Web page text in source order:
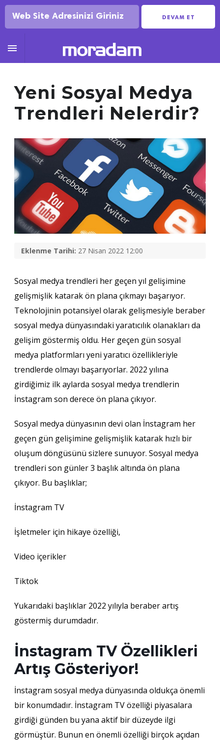
DEVAM ET

Yeni Sosyal Medya
Trendleri Nelerdir?
Eklenme Tarihi: 27 Nisan 2022 12:00
Sosyal medya trendleri her geçen yıl gelişimine
gelişmişlik katarak ön plana çıkmayı başarıyor.
Teknolojinin potansiyel olarak gelişmesiyle beraber
sosyal medya dünyasındaki yaratıcılık olanakları da
gelişim göstermiş oldu. Her geçen gün sosyal
medya platformları yeni yaratıcı özellikleriyle
trendlerde olmayı başarıyorlar. 2022 yılına
girdiğimiz ilk aylarda sosyal medya trendlerin
İnstagram son derece ön plana çıkıyor.
Sosyal medya dünyasının devi olan İnstagram her
geçen gün gelişimine gelişmişlik katarak hızlı bir
oluşum döngüsünü sizlere sunuyor. Sosyal medya
trendleri son günler 3 başlık altında ön plana
çıkıyor. Bu başlıklar;
İnstagram TV
İşletmeler için hikaye özelliği,
Video içerikler
Tiktok
Yukarıdaki başlıklar 2022 yılıyla beraber artış
göstermiş durumdadır.
İnstagram TV Özellikleri
Artış Gösteriyor!
İnstagram sosyal medya dünyasında oldukça önemli
bir konumdadır. İnstagram TV özelliği piyasalara
girdiği günden bu yana aktif bir düzeyde ilgi
görmüştür. Bunun en önemli özelliği birçok açıdan